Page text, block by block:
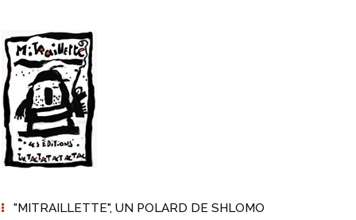
"MITRAILLETTE", UN POLARD DE SHLOMO